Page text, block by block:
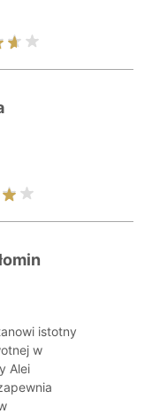
istotny
w
Alei